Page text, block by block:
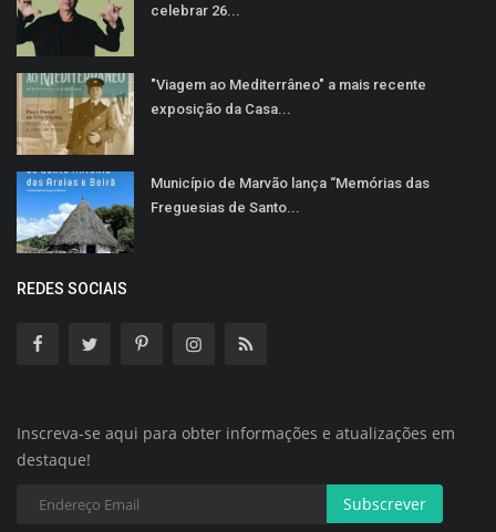
celebrar 26...
"Viagem ao Mediterrâneo" a mais recente
exposição da Casa...
Município de Marvão lança “Memórias das
Freguesias de Santo...
REDES SOCIAIS
Inscreva-se aqui para obter informações e atualizações em
destaque!
Subscrever